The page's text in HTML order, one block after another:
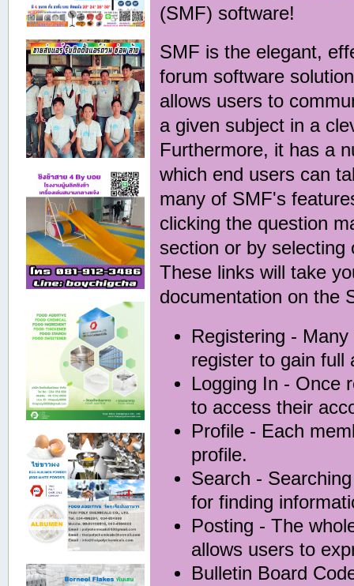
(SMF) software!
SMF is the elegant,
forum software
allows users to
a given subject in a
Furthermore, it has a
which end users can
many of SMF's
clicking the question
section or by
These links will take
documentation on the
Registering - Many
register to gain full
Logging In - Once
to access their
Profile - Each
profile.
Search -
for finding
Posting - The
allows users to
Bulletin Board